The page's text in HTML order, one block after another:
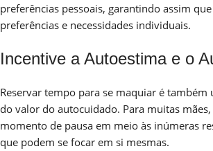
preferências pessoais, garantindo assim
preferências e necessidades individuais.
Incentive a Autoestima e o
Reservar tempo para se maquiar é
do valor do autocuidado. Para muitas mães,
momento de pausa em meio às inúmeras
que podem se focar em si mesmas.